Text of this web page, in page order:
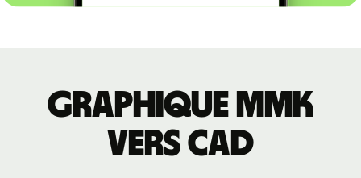
Graphique MMK
vers CAD